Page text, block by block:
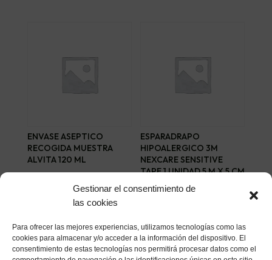
Gestionar el consentimiento de
las cookies
Para ofrecer las mejores experiencias, utilizamos tecnologías como las
cookies para almacenar y/o acceder a la información del dispositivo. El
consentimiento de estas tecnologías nos permitirá procesar datos como el
ENVASE ASEPTICO
RECOGIDA MUESTRA
ALVITA 120 ML
Añadir al carrito
ESPARADRAPO
HIPOALERGICO 3M
NEXCARE SENSITIVE
TAPE 1 UNIDAD 5 M X 5 CM
COLOR CARNE
Añadir al carrito